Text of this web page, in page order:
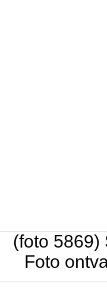
(foto 5869)
Foto